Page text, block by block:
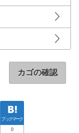
カゴの確認
ブックマーク
0